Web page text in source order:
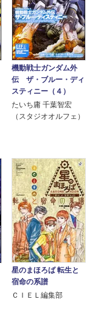
機動戦士ガンダム外
伝 ザ・ブルー・ディ
スティニー（４）
たいち庸 千葉智宏
（スタジオオルフェ）
星のまほろば 転生と
宿命の系譜
ＣＩＥＬ編集部